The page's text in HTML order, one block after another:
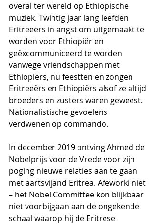
overal ter wereld op Ethiopische
muziek. Twintig jaar lang leefden
Eritreeërs in angst om uitgemaakt te
worden voor Ethiopiër en
geëxcommuniceerd te worden
vanwege vriendschappen met
Ethiopiërs, nu feestten en zongen
Eritreeërs en Ethiopiërs alsof ze altijd
broeders en zusters waren geweest.
Nationalistische gevoelens
verdwenen op commando.
In december 2019 ontving Ahmed de
Nobelprijs voor de Vrede voor zijn
poging nieuwe relaties aan te gaan
met aartsvijand Eritrea. Afeworki niet
– het Nobel Committee kon blijkbaar
niet voorbijgaan aan de ongekende
schaal waarop hij de Eritrese